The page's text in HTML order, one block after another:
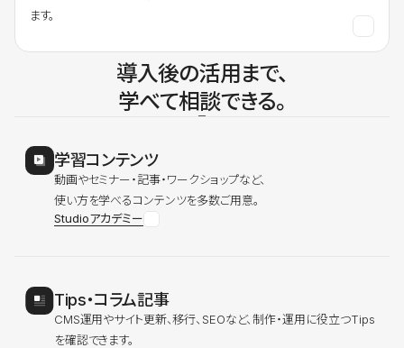
ます。
導入後の活用まで、
学べて相談できる。
学習コンテンツ
動画やセミナー・記事・ワークショップなど、
使い方を学べるコンテンツを多数ご用意。
Studioアカデミー
Tips・コラム記事
CMS運用やサイト更新、移行、SEOなど、制作・運用に役立つTips
を確認できます。